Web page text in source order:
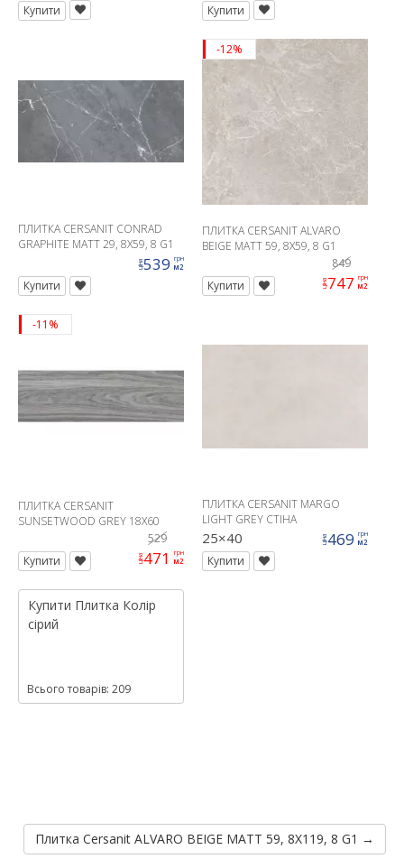
Купити Купити
ПЛИТКА CERSANIT CONRAD
GRAPHITE MATT 29, 8X59, 8 G1
ціна539 грн
м2
Купити
-12%
ПЛИТКА CERSANIT ALVARO
BEIGE MATT 59, 8X59, 8 G1
849
Купити
ціна747 грн
м2
-11%
ПЛИТКА CERSANIT
SUNSETWOOD GREY 18X60
529
Купити
ціна471 грн
м2
ПЛИТКА CERSANIT MARGO
LIGHT GREY СТІНА
25×40 ціна469 грн
м2
Купити
Купити Плитка Колір
сірий
Всього товарів: 209
Плитка Cersanit ALVARO BEIGE MATT 59, 8X119, 8 G1 →